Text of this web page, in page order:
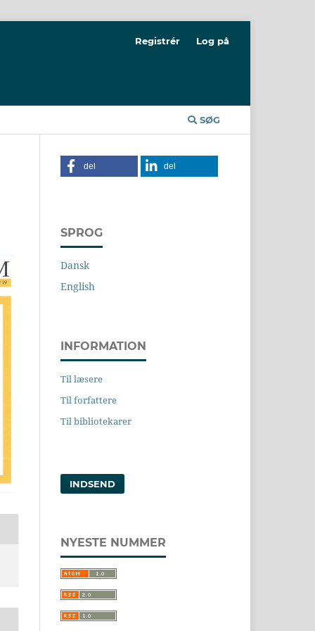
SØG
Registrér Log på
del del
SPROG
Dansk
English
INFORMATION
Til læsere
Til forfattere
Til bibliotekarer
INDSEND
NYESTE NUMMER